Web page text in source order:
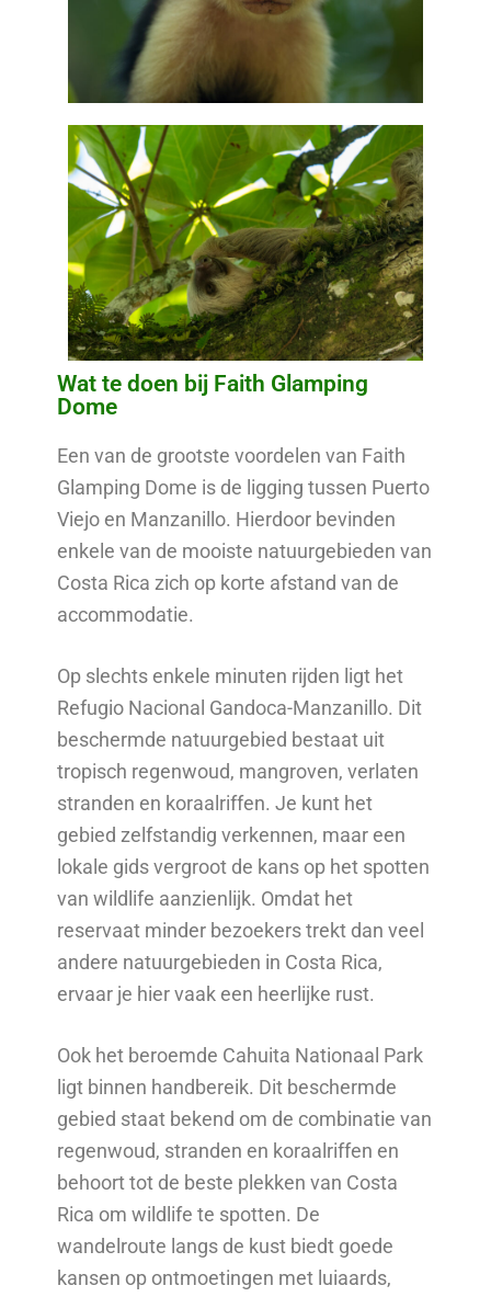
Wat te doen bij Faith Glamping
Dome
Een van de grootste voordelen van Faith
Glamping Dome is de ligging tussen Puerto
Viejo en Manzanillo. Hierdoor bevinden
enkele van de mooiste natuurgebieden van
Costa Rica zich op korte afstand van de
accommodatie.
Op slechts enkele minuten rijden ligt het
Refugio Nacional Gandoca-Manzanillo. Dit
beschermde natuurgebied bestaat uit
tropisch regenwoud, mangroven, verlaten
stranden en koraalriffen. Je kunt het
gebied zelfstandig verkennen, maar een
lokale gids vergroot de kans op het spotten
van wildlife aanzienlijk. Omdat het
reservaat minder bezoekers trekt dan veel
andere natuurgebieden in Costa Rica,
ervaar je hier vaak een heerlijke rust.
Ook het beroemde Cahuita Nationaal Park
ligt binnen handbereik. Dit beschermde
gebied staat bekend om de combinatie van
regenwoud, stranden en koraalriffen en
behoort tot de beste plekken van Costa
Rica om wildlife te spotten. De
wandelroute langs de kust biedt goede
kansen op ontmoetingen met luiaards,